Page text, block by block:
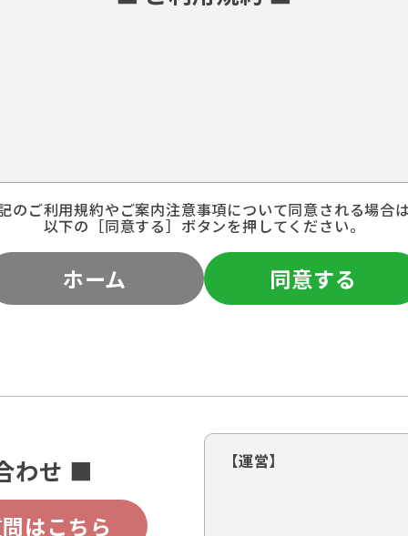
のご利用規約やご案内注意事項について同意される場合
以下の［同意する］ボタンを押してください。
ホーム 同意する
わせ ■
はこちら
【運営】